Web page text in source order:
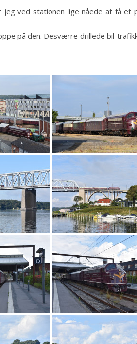
ved stationen lige nåede at få et
på den. Desværre drillede bil-